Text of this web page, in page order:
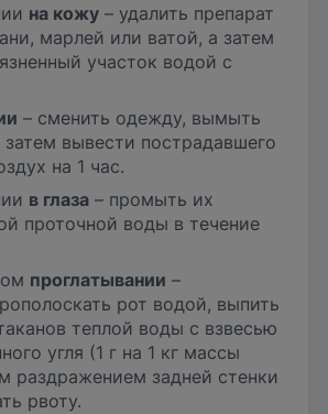
на кожу – удалить препарат
марлей или ватой, а затем
участок во­дой с
– сменить одежду, вымыть
вывести пострадавшего
на 1 час.
в глаза – промыть их
проточной воды в течение
проглатывании –
рот во­дой, выпить
теп­лой воды с взвесью
угля (1 г на 1 кг массы
раз­дражением задней стенки
рвоту.